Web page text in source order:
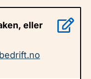
eller